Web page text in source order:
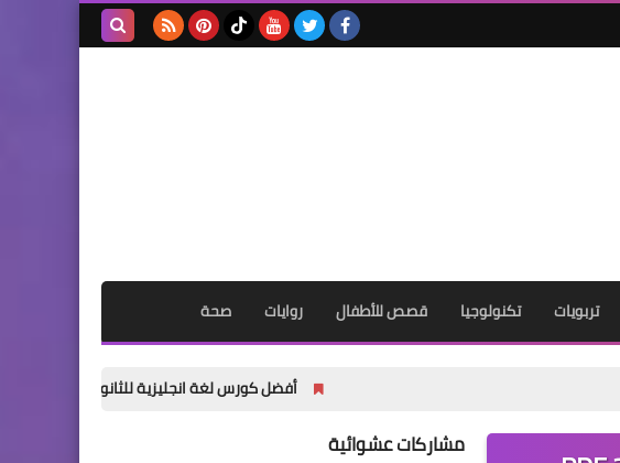
تربويات تكنولوجيا قصص للأطفال روايات صحة
أفضل كورس لغة انجليزية للثانوية العامة والبكالوريا 2027 PDF | كلمات وGrammar وWriting وReading وTranslation
مشاركات عشوائية